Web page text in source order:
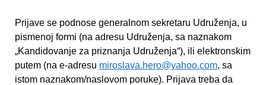
Prijave se podnose generalnom sekretaru Udruženja, u
pismenoj formi (na adresu Udruženja, sa naznakom
„Kandidovanje za priznanja Udruženja“), ili elektronskim
putem (na e-adresu miroslava.hero@yahoo.com, sa
istom naznakom/naslovom poruke). Prijava treba da